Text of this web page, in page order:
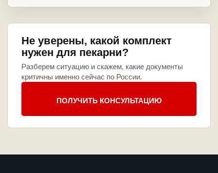
Не уверены, какой комплект
нужен для пекарни?
Разберем ситуацию и скажем, какие документы
критичны именно сейчас по России.
ПОЛУЧИТЬ КОНСУЛЬТАЦИЮ